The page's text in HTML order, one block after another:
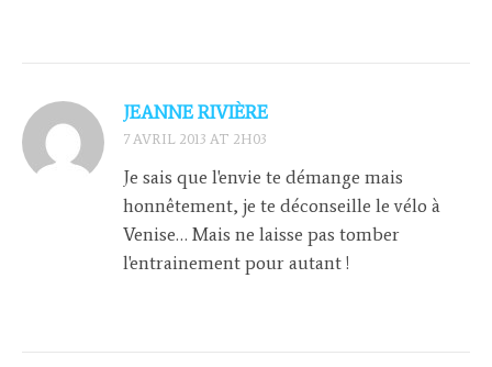
JEANNE RIVIÈRE
7 AVRIL 2013 AT 2H03
Je sais que l'envie te démange mais
honnêtement, je te déconseille le vélo à
Venise… Mais ne laisse pas tomber
l'entrainement pour autant !